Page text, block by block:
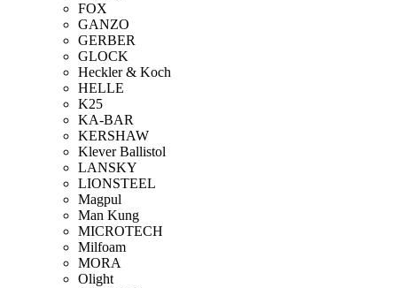
FOX
GANZO
GERBER
GLOCK
Heckler & Koch
HELLE
K25
KA-BAR
KERSHAW
Klever Ballistol
LANSKY
LIONSTEEL
Magpul
Man Kung
MICROTECH
Milfoam
MORA
Olight